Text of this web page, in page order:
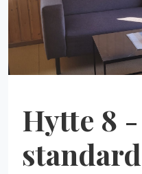
Hytte 8
standard